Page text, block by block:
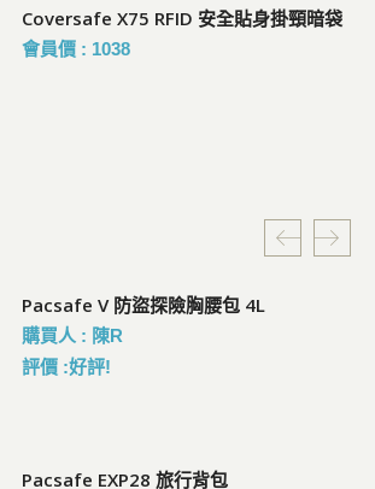
Coversafe X75 RFID 安全貼身掛頸暗袋
會員價 : 1038
Pacsafe V 防盜探險胸腰包 4L
購買人 : 陳R
評價 :好評!
Pacsafe EXP28 旅行背包